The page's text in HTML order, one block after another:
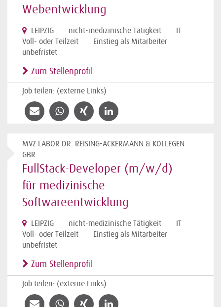
Webentwicklung
LEIPZIG nicht-medizinische Tätigkeit
IT
Voll- oder Teilzeit
Einstieg als Mitarbeiter
unbefristet
Zum Stellenprofil
Job teilen: (externe Links)
MVZ LABOR DR. REISING-ACKERMANN & KOLLEGEN
GBR
FullStack-Developer (m/w/d)
für medizinische
Softwareentwicklung
LEIPZIG nicht-medizinische Tätigkeit
IT
Voll- oder Teilzeit
Einstieg als Mitarbeiter
unbefristet
Zum Stellenprofil
Job teilen: (externe Links)